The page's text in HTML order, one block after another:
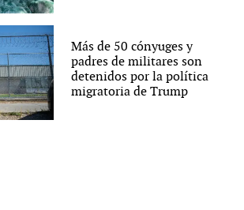
Más de 50 cónyuges y
padres de militares son
detenidos por la política
migratoria de Trump